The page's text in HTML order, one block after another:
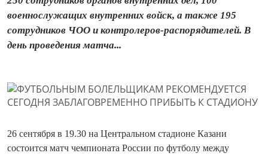
военнослужащих внутренних войск, а также 195
сотрудников ЧОО и контролеров-распорядителей. В
день проведения матча...
26 сентября в 19.30 на Центральном стадионе Казани
состоится матч чемпионата России по футболу между